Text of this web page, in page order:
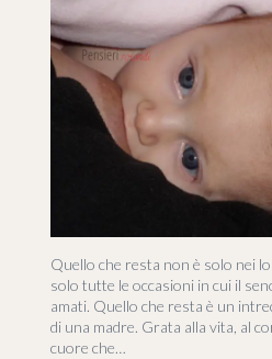
Quello che resta non è solo nei
solo tutte le occasioni in cui il
amati. Quello che resta è un
di una madre. Grata alla vita, al
cuore che…